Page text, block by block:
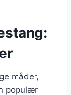
måder,
populær